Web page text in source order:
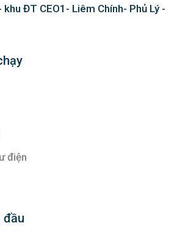
ĐT CEO1- Liêm Chính- Phủ Lý -
điện
đầu